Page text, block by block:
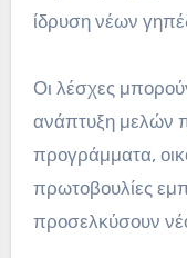
ίδρυση νέων
Οι λέσχες
ανάπτυξη μελών
προγράμματα,
πρωτοβουλίες
προσελκύσουν